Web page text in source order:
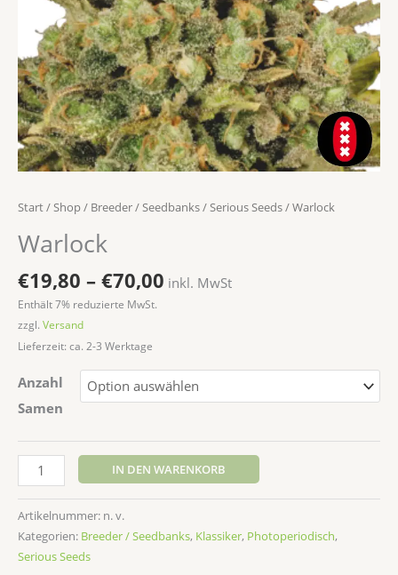
Start/Shop/ Breeder / Seedbanks/Serious Seeds/ Warlock
Warlock
€19,80 – €70,00 inkl. MwSt
Enthält 7% reduzierte MwSt.
zzgl. Versand
Lieferzeit: ca. 2-3 Werktage
Anzahl
Samen
IN DEN WARENKORB
Artikelnummer: n. v.
Kategorien: Breeder / Seedbanks, Klassiker, Photoperiodisch,
Serious Seeds